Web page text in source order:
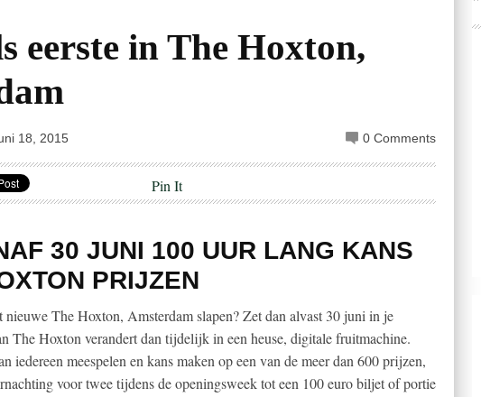
eerste in The Hoxton,
18, 2015 0 Comments
Pin It
30 JUNI 100 UUR LANG KANS
PRIJZEN
The Hoxton, Amsterdam slapen? Zet dan alvast 30 juni in je
The Hoxton verandert dan tijdelijk in een heuse, digitale fruitmachine.
iedereen meespelen en kans maken op een van de meer dan 600 prijzen,
voor twee tijdens de openingsweek tot een 100 euro biljet of portie